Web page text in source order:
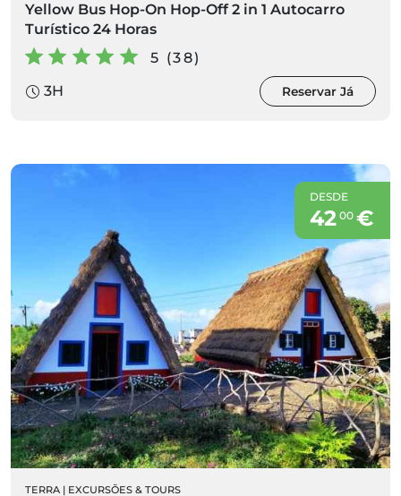
Yellow Bus Hop-On Hop-Off 2 in 1 Autocarro
Turístico 24 Horas
5 (38)
3H
Reservar Já
DESDE
42 00€
TERRA | EXCURSÕES & TOURS